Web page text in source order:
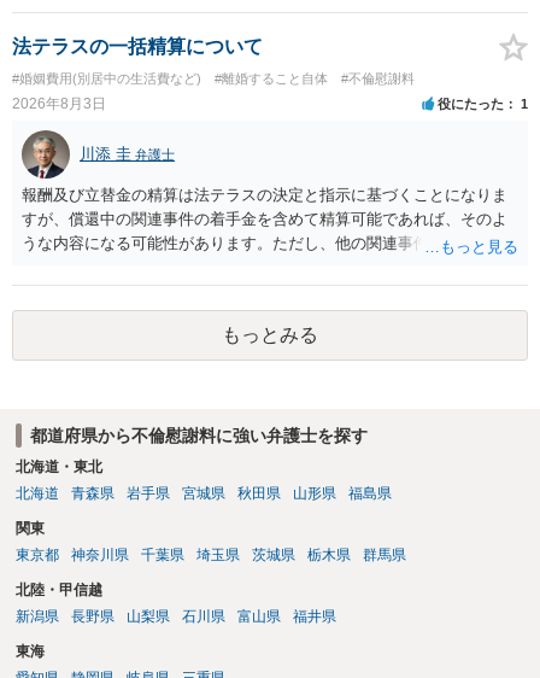
の監護実績や今後の生活状況について整理しておくとよいでしょう。
養育費については、離婚後も父母双方がそれぞれの収入に応じて負担
するのが原則となります。
ことを窺わせるものです。）。ですから，慰謝料請求を進めることで
よいと思います。 ただ．慰謝料額については，婚姻破綻に至っていな
いとして，この点を考慮されることになるかもしれません。 ②夫との
今後のことを考えて書いてもらうか否かを検討するのがよいと思いま
す。今ある証拠以上のことを証明（証明力を強めることも含む）でき
るのであれば，前向きに検討を進めるという考え方でもよいでしょ
う。慰謝料請求としては証拠として使えることが前提であり，その価
値と夫との関係との均衡のように思います。 ③行政書士に委任をして
いるのであれば，どのような内容の委任なのか不明ですが，その行政
書士との協議になると思います。請求するか，訴訟にするか，その点
の見極めや，相手方は性交類似行為は認めているのか，それさえも否
定しているのかによって，考え方・進め方は変わってくると思いま
す。 ④性交類似行為を認めているにもかかわらず支払を拒否するので
あれば，本人（行政書士でも同じだと思います。）への対応ではあま
り変わらないように思います。減額で折り合えるなら本人様の交渉で
談して進めることを検討した方がよいようにも思います。
法テラスの一括精算について
#婚姻費用(別居中の生活費など) #離婚すること自体 #不倫慰謝料
2026年8月3日 役にたった 1
川添 圭 弁護士
報酬及び立替金の精算は法テラスの決定と指示に基づくことになりま
すが、償還中の関連事件の着手金を含めて精算可能であれば、そのよ
うな内容になる可能性があります。ただし、他の関連事件でも相手方
情によって対応が違いますので、法テラスへお尋ねいただいた方が確
実です。
もっとみる
都道府県から不倫慰謝料に強い弁護士を探す
北海道・東北
北海道
青森県 岩手県 宮城県 秋田県 山形県 福島県
関東
東京都
神奈川県 千葉県 埼玉県 茨城県 栃木県 群馬県
北陸・甲信越
新潟県
長野県 山梨県 石川県 富山県 福井県
東海